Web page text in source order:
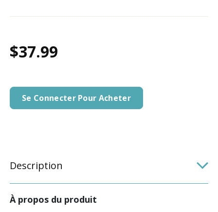
$37.99
Se Connecter Pour Acheter
Description
À propos du produit